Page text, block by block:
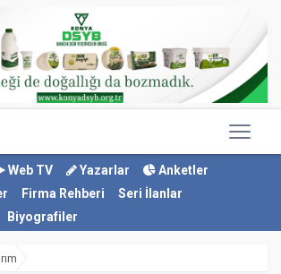
Web TV Yazarlar
Anketler
Firma Rehberi
Seri İlanlar
Biyografiler